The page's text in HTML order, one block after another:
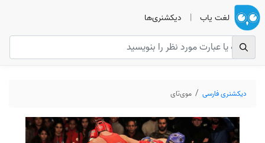
لغت یاب | دیکشنری‌ها
دیکشنری فارسی موی‌تای